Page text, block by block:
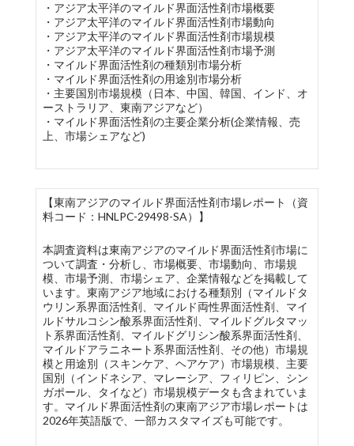
・アジア太平洋のマイルド界面活性剤市場概要
・アジア太平洋のマイルド界面活性剤市場動向
・アジア太平洋のマイルド界面活性剤市場規模
・アジア太平洋のマイルド界面活性剤市場予測
・マイルド界面活性剤の種類別市場分析
・マイルド界面活性剤の用途別市場分析
・主要国別市場規模（日本、中国、韓国、インド、オ
ーストラリア、東南アジアなど）
・マイルド界面活性剤の主要企業分析(企業情報、売
上、市場シェアなど)
【東南アジアのマイルド界面活性剤市場レポート（資
料コード：HNLPC-29498-SA）】
本調査資料は東南アジアのマイルド界面活性剤市場に
ついて調査・分析し、市場概要、市場動向、市場規
模、市場予測、市場シェア、企業情報などを掲載して
います。東南アジア地域における種類別（マイルドタ
ウリン系界面活性剤、マイルド両性界面活性剤、マイ
ルドサルコシン酸系界面活性剤、マイルドグルタマッ
ト系界面活性剤、マイルドグリシン酸系界面活性剤、
マイルドアラニネート系界面活性剤、その他）市場規
模と用途別（スキンケア、ヘアケア）市場規模、主要
国別（インドネシア、マレーシア、フィリピン、シン
ガポール、タイなど）市場規模データも含まれていま
す。マイルド界面活性剤の東南アジア市場レポートは
2026年英語版で、一部カスタマイズも可能です。